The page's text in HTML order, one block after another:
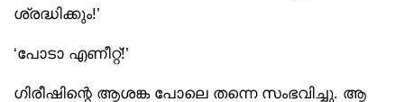
ശ്രദ്ധിക്കും!’
‘പോടാ എണീറ്റ്!’
ഗിരീഷിന്റെ ആശങ്ക പോലെ തന്നെ സംഭവിച്ചു. ആ